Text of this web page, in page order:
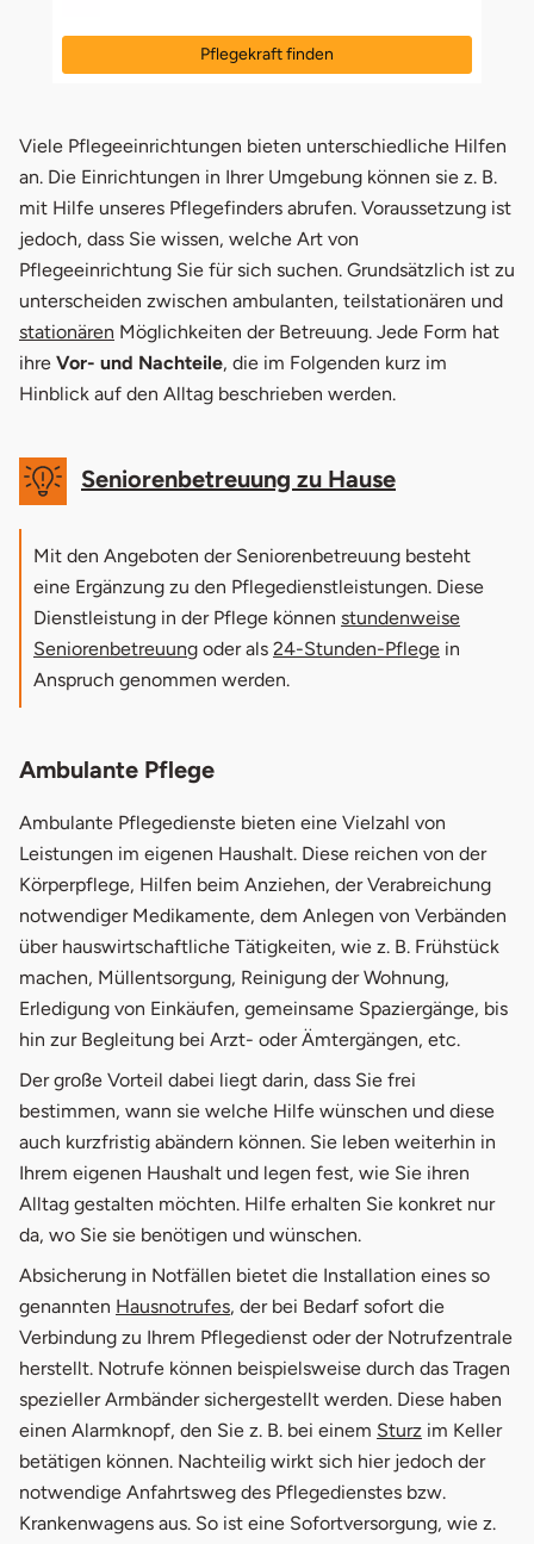
Pflegekraft finden
Viele Pflegeeinrichtungen bieten unterschiedliche Hilfen
an. Die Einrichtungen in Ihrer Umgebung können sie z. B.
mit Hilfe unseres Pflegefinders abrufen. Voraussetzung ist
jedoch, dass Sie wissen, welche Art von
Pflegeeinrichtung Sie für sich suchen. Grundsätzlich ist zu
unterscheiden zwischen ambulanten, teilstationären und
stationären Möglichkeiten der Betreuung. Jede Form hat
ihre Vor- und Nachteile, die im Folgenden kurz im
Hinblick auf den Alltag beschrieben werden.
Seniorenbetreuung zu Hause
Mit den Angeboten der Seniorenbetreuung besteht
eine Ergänzung zu den Pflegedienstleistungen. Diese
Dienstleistung in der Pflege können stundenweise
Seniorenbetreuung oder als 24-Stunden-Pflege in
Anspruch genommen werden.
Ambulante Pflege
Ambulante Pflegedienste bieten eine Vielzahl von
Leistungen im eigenen Haushalt. Diese reichen von der
Körperpflege, Hilfen beim Anziehen, der Verabreichung
notwendiger Medikamente, dem Anlegen von Verbänden
über hauswirtschaftliche Tätigkeiten, wie z. B. Frühstück
machen, Müllentsorgung, Reinigung der Wohnung,
Erledigung von Einkäufen, gemeinsame Spaziergänge, bis
hin zur Begleitung bei Arzt- oder Ämtergängen, etc.
Der große Vorteil dabei liegt darin, dass Sie frei
bestimmen, wann sie welche Hilfe wünschen und diese
auch kurzfristig abändern können. Sie leben weiterhin in
Ihrem eigenen Haushalt und legen fest, wie Sie ihren
Alltag gestalten möchten. Hilfe erhalten Sie konkret nur
da, wo Sie sie benötigen und wünschen.
Absicherung in Notfällen bietet die Installation eines so
genannten Hausnotrufes, der bei Bedarf sofort die
Verbindung zu Ihrem Pflegedienst oder der Notrufzentrale
herstellt. Notrufe können beispielsweise durch das Tragen
spezieller Armbänder sichergestellt werden. Diese haben
einen Alarmknopf, den Sie z. B. bei einem Sturz im Keller
betätigen können. Nachteilig wirkt sich hier jedoch der
notwendige Anfahrtsweg des Pflegedienstes bzw.
Krankenwagens aus. So ist eine Sofortversorgung, wie z.